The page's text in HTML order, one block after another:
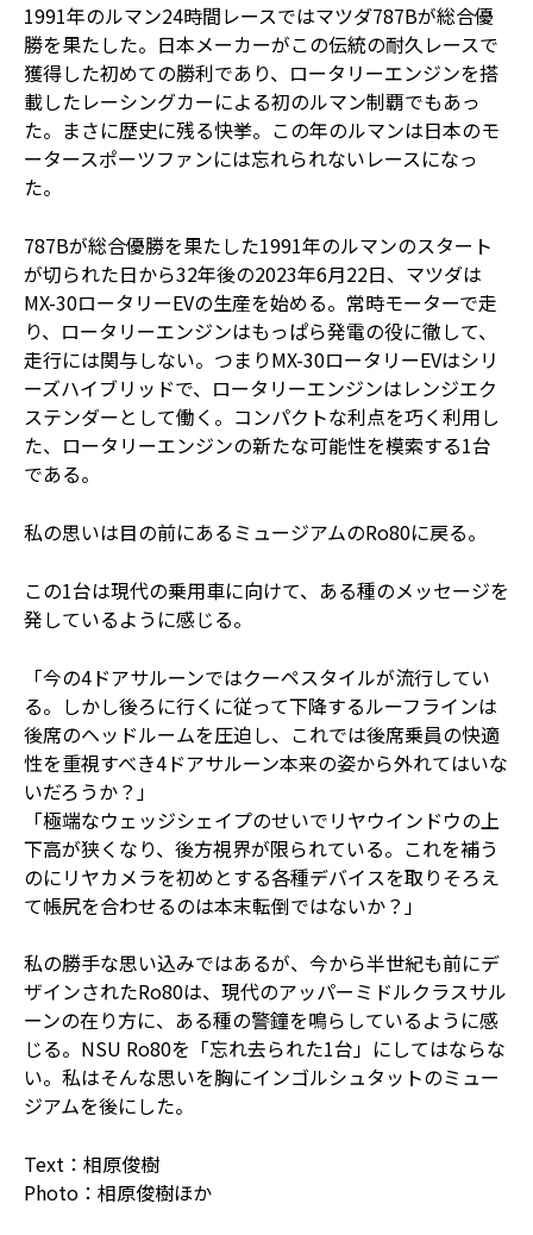
1991年のルマン24時間レースではマツダ787Bが総合優
勝を果たした。日本メーカーがこの伝統の耐久レースで
獲得した初めての勝利であり、ロータリーエンジンを搭
載したレーシングカーによる初のルマン制覇でもあっ
た。まさに歴史に残る快挙。この年のルマンは日本のモ
ータースポーツファンには忘れられないレースになっ
た。
787Bが総合優勝を果たした1991年のルマンのスタート
が切られた日から32年後の2023年6月22日、マツダは
MX-30ロータリーEVの生産を始める。常時モーターで走
り、ロータリーエンジンはもっぱら発電の役に徹して、
走行には関与しない。つまりMX-30ロータリーEVはシリ
ーズハイブリッドで、ロータリーエンジンはレンジエク
ステンダーとして働く。コンパクトな利点を巧く利用し
た、ロータリーエンジンの新たな可能性を模索する1台
である。
――私の思いは目の前にあるミュージアムのRo80に戻る。
この1台は現代の乗用車に向けて、ある種のメッセージを
発しているように感じる。
「今の4ドアサルーンではクーペスタイルが流行してい
る。しかし後ろに行くに従って下降するルーフラインは
後席のヘッドルームを圧迫し、これでは後席乗員の快適
性を重視すべき4ドアサルーン本来の姿から外れてはいな
いだろうか？」
「極端なウェッジシェイプのせいでリヤウインドウの上
下高が狭くなり、後方視界が限られている。これを補う
のにリヤカメラを初めとする各種デバイスを取りそろえ
て帳尻を合わせるのは本末転倒ではないか？」
私の勝手な思い込みではあるが、今から半世紀も前にデ
ザインされたRo80は、現代のアッパーミドルクラスサル
ーンの在り方に、ある種の警鐘を鳴らしているように感
じる。NSU Ro80を「忘れ去られた1台」にしてはならな
い。私はそんな思いを胸にインゴルシュタットのミュー
ジアムを後にした。
Text：相原俊樹
Photo：相原俊樹ほか